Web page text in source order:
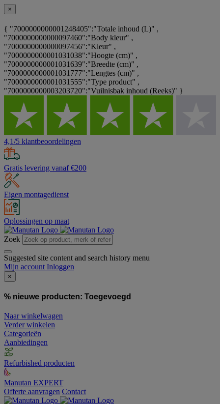
×
{ "7000000000001248405":"Totale inhoud (L)" ,
"7000000000000097460":"Body kleur" ,
"7000000000000097456":"Kleur" ,
"7000000000001031038":"Hoogte (cm)" ,
"7000000000001031639":"Breedte (cm)" ,
"7000000000001031777":"Lengtes (cm)" ,
"7000000000001031555":"Type product" ,
"7000000000003203720":"Vuilnisbak inhoud (Reeks)" }
4,1/5 klantbeoordelingen
Gratis levering vanaf €200
Eigen montagedienst
Oplossingen op maat
Zoek
Suggested site content and search history menu
Mijn account Inloggen
×
% nieuwe producten: Toegevoegd
Naar winkelwagen
Verder winkelen
Categorieën
Aanbiedingen
Refurbished producten
Manutan EXPERT
Offerte aanvragen Contact